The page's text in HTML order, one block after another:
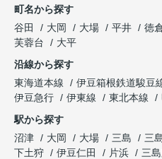
町名から探す
谷田
大岡 大場 平井 徳
芙蓉台
大平
沿線から探す
東海道本線
伊豆箱根鉄道駿豆
伊豆急行
伊東線 東北本線
駅から探す
沼津
大岡 大場 三島 三
下土狩
伊豆仁田 片浜 三